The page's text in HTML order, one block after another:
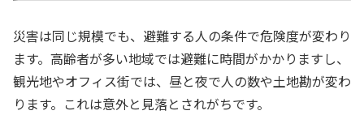
災害は同じ規模でも、避難する人の条件で危険度が変わり
ます。高齢者が多い地域では避難に時間がかかりますし、
観光地やオフィス街では、昼と夜で人の数や土地勘が変わ
ります。これは意外と見落とされがちです。